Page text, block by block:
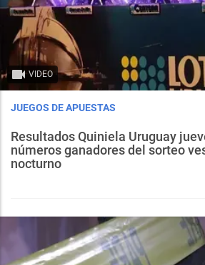
VIDEO
JUEGOS DE APUESTAS
Resultados Quiniela Uruguay
números ganadores del sorteo
nocturno